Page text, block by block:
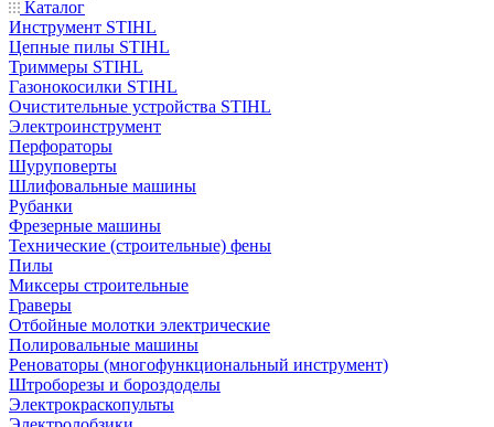
Каталог
Инструмент STIHL
Цепные пилы STIHL
Триммеры STIHL
Газонокосилки STIHL
Очистительные устройства STIHL
Электроинструмент
Перфораторы
Шуруповерты
Шлифовальные машины
Рубанки
Фрезерные машины
Технические (строительные) фены
Пилы
Миксеры строительные
Граверы
Отбойные молотки электрические
Полировальные машины
Реноваторы (многофункциональный инструмент)
Штроборезы и бороздоделы
Электрокраскопульты